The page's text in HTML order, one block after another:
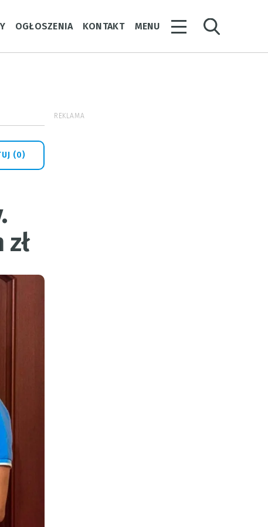
OGŁOSZENIA KONTAKT MENU
(0)
REKLAMA